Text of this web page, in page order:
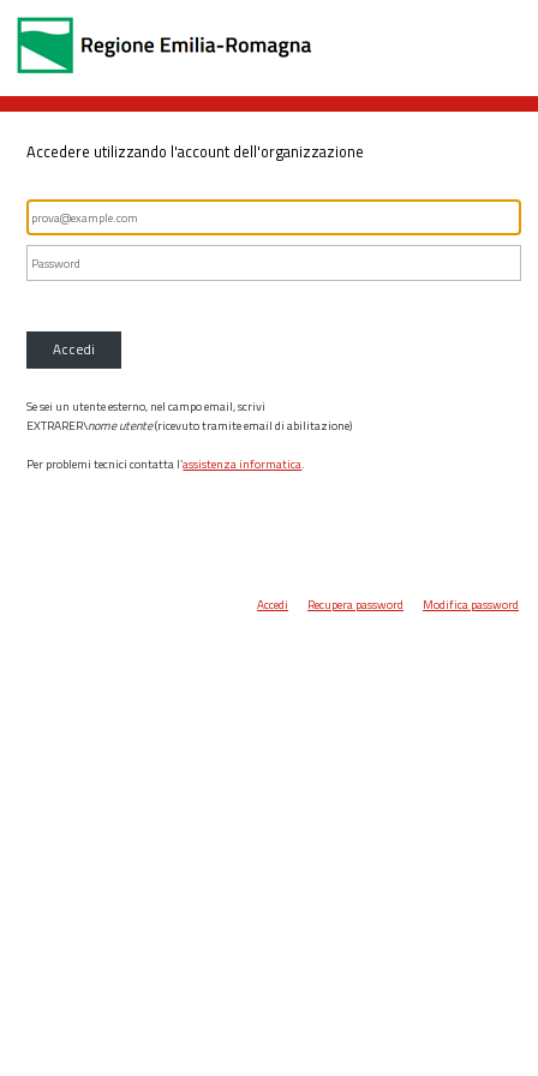
Accedere utilizzando l'account dell'organizzazione
Accedi
Se sei un utente esterno, nel campo email, scrivi
EXTRARER\nome utente(ricevuto tramite email di abilitazione)
Per problemi tecnici contatta l’assistenza informatica.
Accedi Recupera password Modifica password